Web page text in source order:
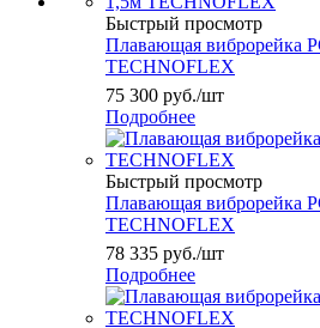
Быстрый просмотр
Плавающая виброрейка
TECHNOFLEX
75 300 руб./шт
Подробнее
Быстрый просмотр
Плавающая виброрейка
TECHNOFLEX
78 335 руб./шт
Подробнее